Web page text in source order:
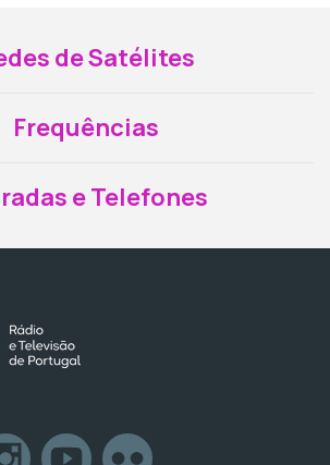
de Satélites
Frequências
e Telefones